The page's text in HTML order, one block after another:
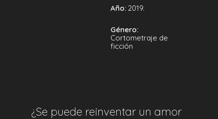
Año: 2019.
Género:
Cortometraje de
ficción
¿Se puede reinventar un amor